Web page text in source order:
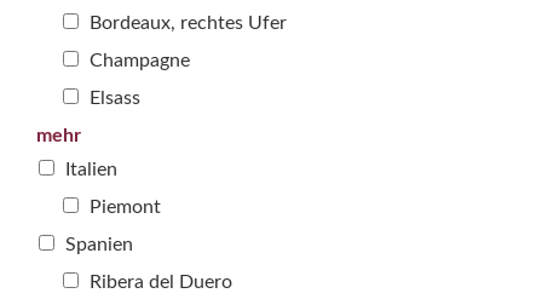
Bordeaux, rechtes Ufer
Champagne
Elsass
mehr
Italien
Piemont
Spanien
Ribera del Duero